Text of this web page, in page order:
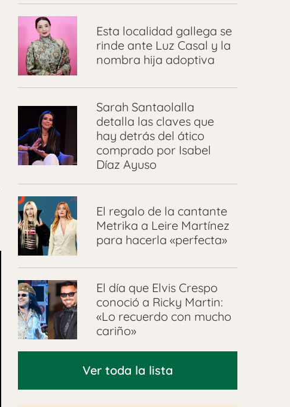
Esta localidad gallega se
rinde ante Luz Casal y la
nombra hija adoptiva
Sarah Santaolalla
detalla las claves que
hay detrás del ático
comprado por Isabel
Díaz Ayuso
El regalo de la cantante
Metrika a Leire Martínez
para hacerla «perfecta»
El día que Elvis Crespo
conoció a Ricky Martin:
«Lo recuerdo con mucho
cariño»
Ver toda la lista